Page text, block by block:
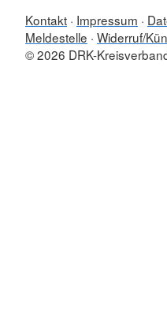
Kontakt Impressum
Meldestelle Widerruf/
© 2026 DRK-